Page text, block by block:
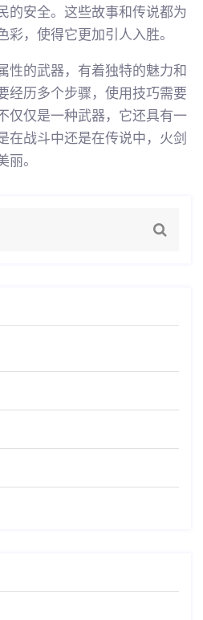
的安全。这些故事和传说都为
，使得它更加引人入胜。
性的武器，有着独特的魅力和
经历多个步骤，使用技巧需要
仅仅是一种武器，它还具有一
在战斗中还是在传说中，火剑
。